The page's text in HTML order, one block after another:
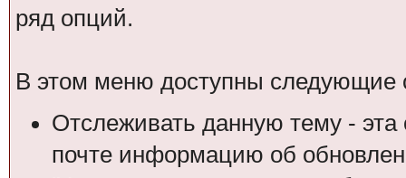
ряд опций.
В этом меню доступны следующие
Отслеживать данную тему - эта
почте информацию об